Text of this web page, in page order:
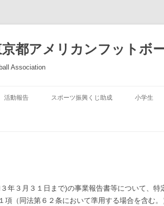
都アメリカンフットボ
Association
活動報告 スポーツ振興くじ助成 小学生
年３月３１日まで)の事業報告書等について、特
項（同法第６２条において準用する場合を含む。